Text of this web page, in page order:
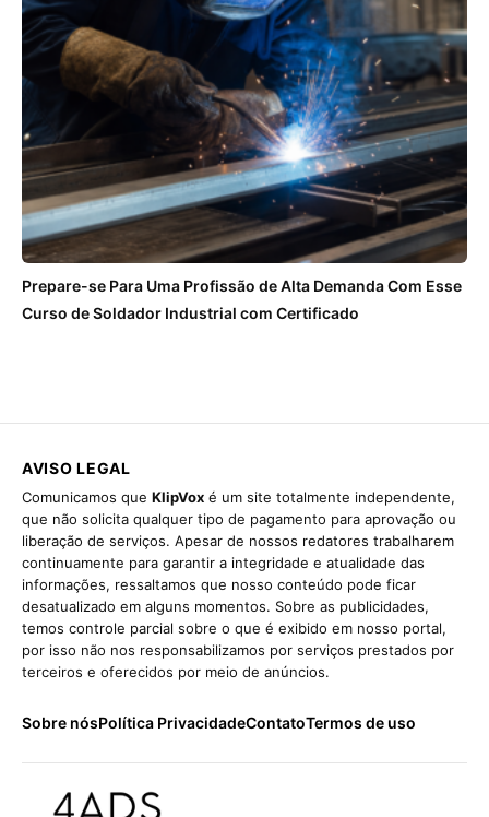
Prepare-se Para Uma Profissão de Alta Demanda Com Esse
Curso de Soldador Industrial com Certificado
AVISO LEGAL
Comunicamos que KlipVox é um site totalmente independente,
que não solicita qualquer tipo de pagamento para aprovação ou
liberação de serviços. Apesar de nossos redatores trabalharem
continuamente para garantir a integridade e atualidade das
informações, ressaltamos que nosso conteúdo pode ficar
desatualizado em alguns momentos. Sobre as publicidades,
temos controle parcial sobre o que é exibido em nosso portal,
por isso não nos responsabilizamos por serviços prestados por
terceiros e oferecidos por meio de anúncios.
Sobre nósPolítica PrivacidadeContatoTermos de uso